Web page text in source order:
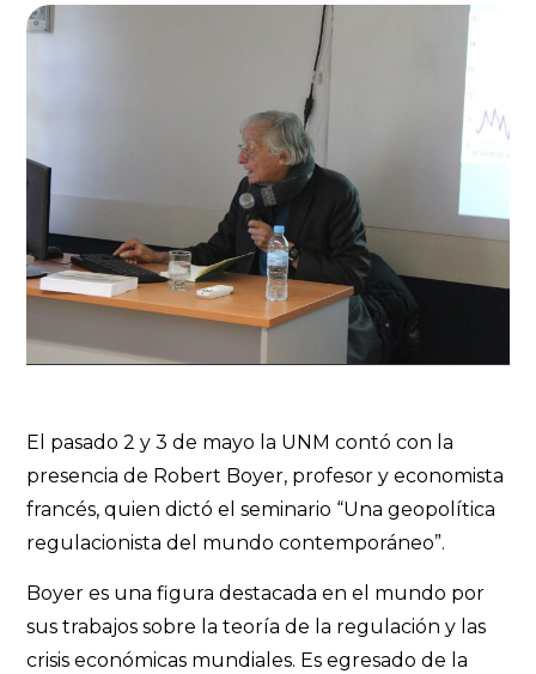
El pasado 2 y 3 de mayo la UNM contó con la
presencia de Robert Boyer, profesor y economista
francés, quien dictó el seminario “Una geopolítica
regulacionista del mundo contemporáneo”.
Boyer es una figura destacada en el mundo por
sus trabajos sobre la teoría de la regulación y las
crisis económicas mundiales. Es egresado de la